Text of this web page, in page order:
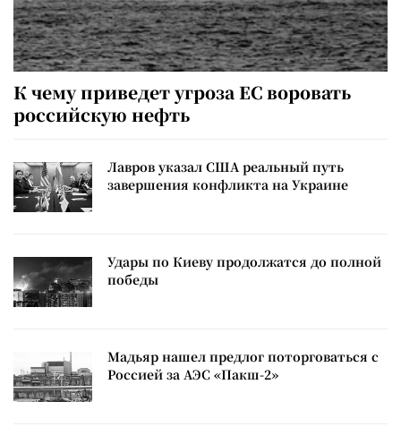
К чему приведет угроза ЕС воровать
российскую нефть
Лавров указал США реальный путь
завершения конфликта на Украине
Удары по Киеву продолжатся до полной
победы
Мадьяр нашел предлог поторговаться с
Россией за АЭС «Пакш-2»